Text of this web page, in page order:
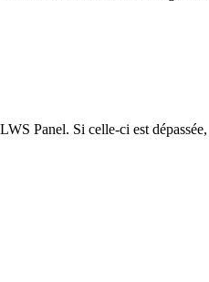
Panel. Si celle-ci est